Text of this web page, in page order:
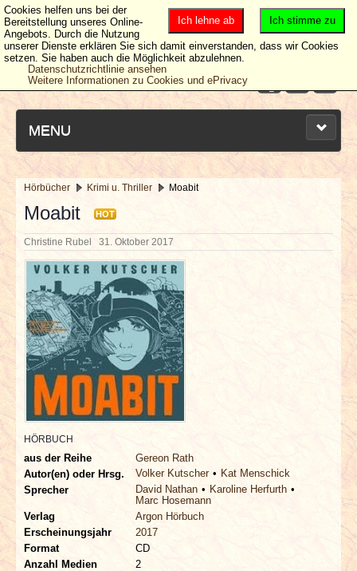
MENU
NEUESTE ARTIKEL
NEWS & DATES
BERICHTE
VERLOSUNGEN
INTERVIEWS
SPECIALS
REDAKTION
LINKS
ARCHIV
Hörbücher Krimi u. Thriller Moabit
Moabit HOT
Christine Rubel 31. Oktober 2017
HÖRBUCH
aus der Reihe
Gereon Rath
Autor(en) oder Hrsg.
Volker Kutscher
Kat Menschick
Sprecher
David Nathan
Karoline Herfurth
Marc Hosemann
Verlag
Argon Hörbuch
Erscheinungsjahr
2017
Format
CD
Anzahl Medien
2
Ich stimme zu
Ich lehne ab
Cookies helfen uns bei der
Bereitstellung unseres Online-
Angebots. Durch die Nutzung
unserer Dienste erklären Sie sich damit einverstanden, dass wir Cookies
setzen. Sie haben auch die Möglichkeit abzulehnen.
Datenschutzrichtlinie ansehen
Weitere Informationen zu Cookies und ePrivacy